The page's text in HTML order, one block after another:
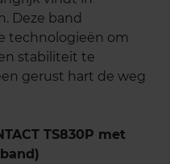
Deze band
technologieën om
stabiliteit te
gerust hart de weg
TS830P met